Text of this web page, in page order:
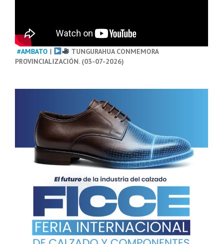
#AMBATO |
TUNGURAHUA CONMEMORA
PROVINCIALIZACIÓN. (03-07-2026)